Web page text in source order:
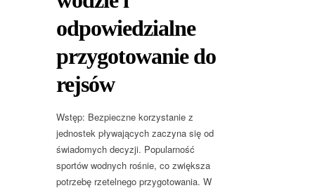
odpowiedzialne
przygotowanie do
rejsów
Wstęp: Bezpieczne korzystanie z
jednostek pływających zaczyna się od
świadomych decyzji. Popularność
sportów wodnych rośnie, co zwiększa
potrzebę rzetelnego przygotowania. W